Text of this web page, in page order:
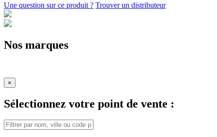
Une question sur ce produit ? Trouver un distributeur
Nos marques
×
Sélectionnez votre point de vente :